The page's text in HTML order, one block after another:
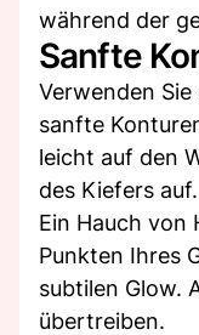
während der
Sanfte
Verwenden
sanfte
leicht auf den
des Kiefers auf.
Ein Hauch von
Punkten Ihres
subtilen Glow.
übertreiben.